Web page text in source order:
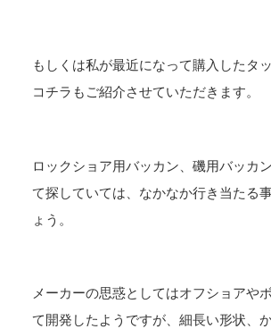
もしくは私が最近になって購入したタ
コチラもご紹介させていただきます。
ロックショア用バッカン、磯用バッカ
て探していては、なかなか行き当たる
ょう。
メーカーの思惑としてはオフショアや
て開発したようですが、細長い形状、